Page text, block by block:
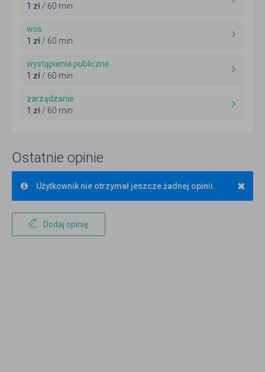
1 zł/ 60 min
wos
1 zł/ 60 min
wystąpienia publiczne
1 zł/ 60 min
zarządzanie
1 zł/ 60 min
Ostatnie opinie
×
Użytkownik nie otrzymał jeszcze żadnej opinii.
Dodaj opinię